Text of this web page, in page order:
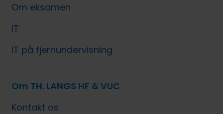
Om eksamen
IT
IT på fjernundervisning
Om TH. LANGS HF & VUC
Kontakt os